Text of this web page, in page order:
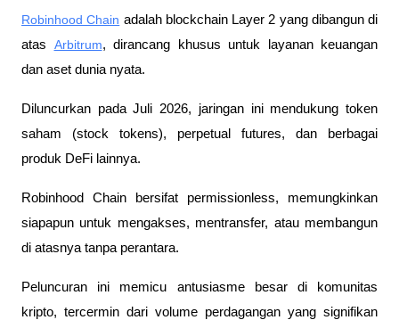
Robinhood Chain adalah blockchain Layer 2 yang dibangun di
atas Arbitrum, dirancang khusus untuk layanan keuangan
dan aset dunia nyata.
Diluncurkan pada Juli 2026, jaringan ini mendukung token
saham (stock tokens), perpetual futures, dan berbagai
produk DeFi lainnya.
Robinhood Chain bersifat permissionless, memungkinkan
siapapun untuk mengakses, mentransfer, atau membangun
di atasnya tanpa perantara.
Peluncuran ini memicu antusiasme besar di komunitas
kripto, tercermin dari volume perdagangan yang signifikan